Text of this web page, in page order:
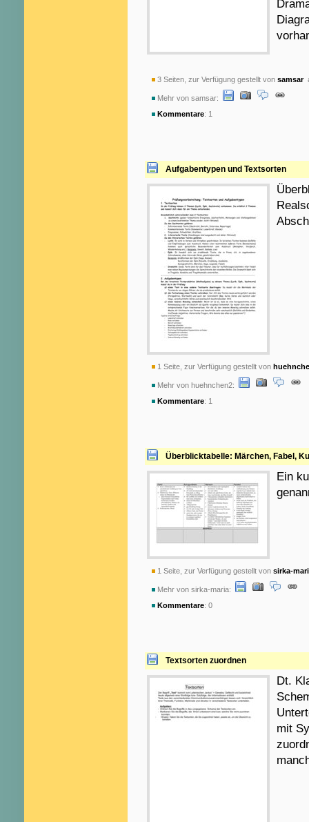
3 Seiten, zur Verfügung gestellt von samsar
Mehr von samsar:
Kommentare: 1
Aufgabentypen und Textsorten
1 Seite, zur Verfügung gestellt von
Mehr von huehnchen2:
Kommentare: 1
Überblicktabelle: Märchen, Fabel,
Ein
1 Seite, zur Verfügung gestellt von sirka-
Mehr von sirka-maria:
Kommentare: 0
Textsorten zuordnen
Dt.
mit